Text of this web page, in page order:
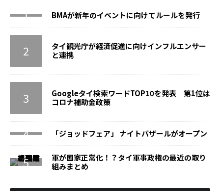
BMAが新年のイベントに向けてルールを発行
タイ観光庁が経済促進に向けインフルエンサー
と連携
Googleタイ検索ワードTOP10を発表 第1位は
コロナ補助金政策
「ジョッドフェア」 ナイトバザールがオープン
軍が国家正常化！？タイ軍事政権の最近の取り
組みまとめ